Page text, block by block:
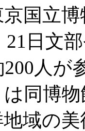
国立
日文
人が
同博
域の